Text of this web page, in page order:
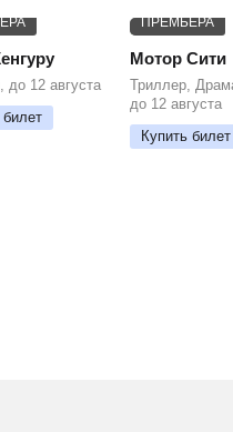
до 12 августа
билет
ПРЕМЬЕРА
Мотор Сити
Триллер,
до 12 августа
Купить билет